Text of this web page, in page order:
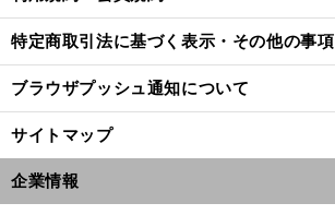
特定商取引法に基づく表示・その他の事項
ブラウザプッシュ通知について
サイトマップ
企業情報